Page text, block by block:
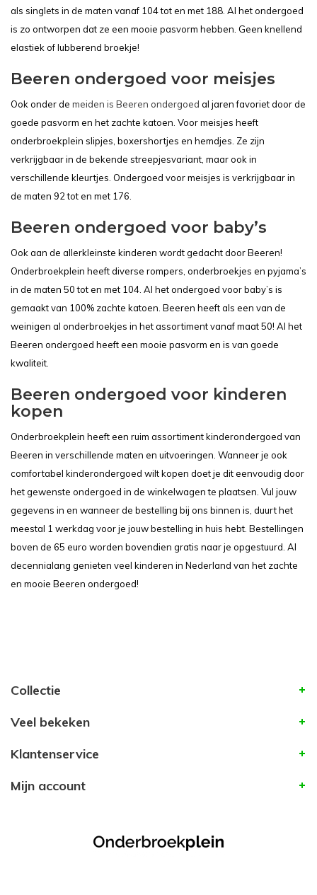
als singlets in de maten vanaf 104 tot en met 188. Al het ondergoed
is zo ontworpen dat ze een mooie pasvorm hebben. Geen knellend
elastiek of lubberend broekje!
Beeren ondergoed voor meisjes
Ook onder de meiden is Beeren ondergoed al jaren favoriet door de
goede pasvorm en het zachte katoen. Voor meisjes heeft
onderbroekplein slipjes, boxershortjes en hemdjes. Ze zijn
verkrijgbaar in de bekende streepjesvariant, maar ook in
verschillende kleurtjes. Ondergoed voor meisjes is verkrijgbaar in
de maten 92 tot en met 176.
Beeren ondergoed voor baby’s
Ook aan de allerkleinste kinderen wordt gedacht door Beeren!
Onderbroekplein heeft diverse rompers, onderbroekjes en pyjama’s
in de maten 50 tot en met 104. Al het ondergoed voor baby’s is
gemaakt van 100% zachte katoen. Beeren heeft als een van de
weinigen al onderbroekjes in het assortiment vanaf maat 50! Al het
Beeren ondergoed heeft een mooie pasvorm en is van goede
kwaliteit.
Beeren ondergoed voor kinderen
kopen
Onderbroekplein heeft een ruim assortiment kinderondergoed van
Beeren in verschillende maten en uitvoeringen. Wanneer je ook
comfortabel kinderondergoed wilt kopen doet je dit eenvoudig door
het gewenste ondergoed in de winkelwagen te plaatsen. Vul jouw
gegevens in en wanneer de bestelling bij ons binnen is, duurt het
meestal 1 werkdag voor je jouw bestelling in huis hebt. Bestellingen
boven de 65 euro worden bovendien gratis naar je opgestuurd. Al
decennialang genieten veel kinderen in Nederland van het zachte
en mooie Beeren ondergoed!
Collectie
Veel bekeken
Klantenservice
Mijn account